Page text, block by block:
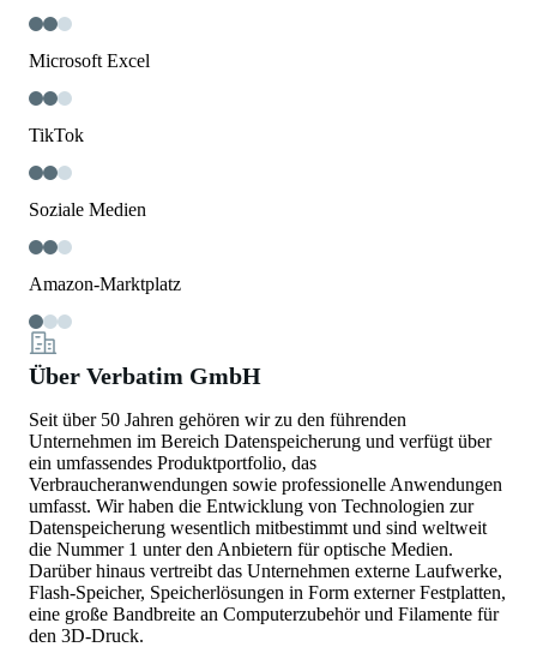
Microsoft Excel
TikTok
Soziale Medien
Amazon-Marktplatz
Über Verbatim GmbH
Seit über 50 Jahren gehören wir zu den führenden
Unternehmen im Bereich Datenspeicherung und verfügt über
ein umfassendes Produktportfolio, das
Verbraucheranwendungen sowie professionelle Anwendungen
umfasst. Wir haben die Entwicklung von Technologien zur
Datenspeicherung wesentlich mitbestimmt und sind weltweit
die Nummer 1 unter den Anbietern für optische Medien.
Darüber hinaus vertreibt das Unternehmen externe Laufwerke,
Flash-Speicher, Speicherlösungen in Form externer Festplatten,
eine große Bandbreite an Computerzubehör und Filamente für
den 3D-Druck.